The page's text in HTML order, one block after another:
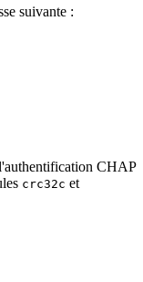
suivante :
CHAP
crc32c et